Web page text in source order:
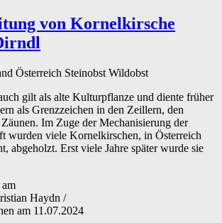
von Kornelkirsche
Österreich Steinobst Wildobst
gilt als alte Kulturpflanze und diente früher
als Grenzzeichen in den Zeillern, den
Zäunen. Im Zuge der Mechanisierung der
wurden viele Kornelkirschen, in Österreich
abgeholzt. Erst viele Jahre später wurde sie
Haydn /
am 11.07.2024